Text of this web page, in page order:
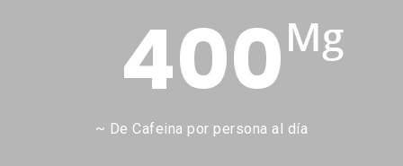
400Mg
~ De Cafeina por persona al día